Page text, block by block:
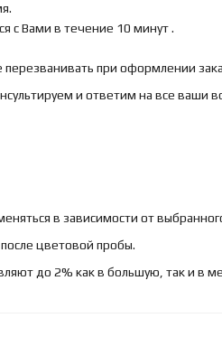
с Вами в течение 10 минут .
при оформлении
и ответим на все ваши
в зависимости от
цветовой пробы.
до 2% как в большую, так и в